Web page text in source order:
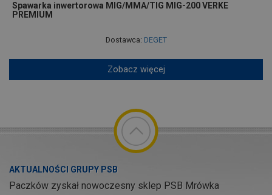
Spawarka inwertorowa MIG/MMA/TIG MIG-200 VERKE
PREMIUM
Dostawca: DEGET
Zobacz więcej
AKTUALNOŚCI GRUPY PSB
Paczków zyskał nowoczesny sklep PSB Mrówka